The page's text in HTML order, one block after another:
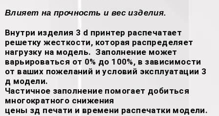
Влияет на прочность и вес изделия.
Внутри изделия 3 d принтер распечатает
решетку жесткости, которая распределяет
нагрузку на модель. Заполнение может
варьироваться от 0% до 100%, в зависимости
от ваших пожеланий и условий эксплуатации 3
д модели.
Частичное заполнение помогает добиться
многократного снижения
цены зд печати и времени распечатки модели.